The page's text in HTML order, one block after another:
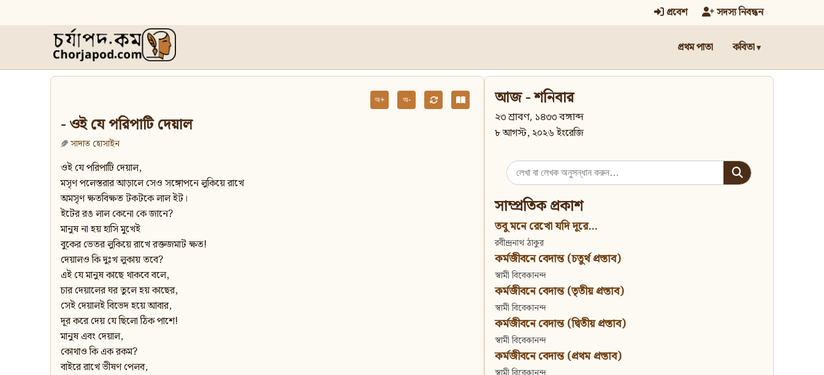
প্রবেশ সদস্য নিবন্ধন
প্রথম পাতা কবিতা
অ+ অ-
- ওই যে পরিপাটি দেয়াল
সাদাত হোসাইন
ওই যে পরিপাটি দেয়াল,
মসৃণ পলেস্তরার আড়ালে সেও সঙ্গোপনে লুকিয়ে রাখে
অমসৃণ ক্ষতবিক্ষত টকটকে লাল ইট।
ইটের রঙ লাল কেনো কে জানে?
মানুষ না হয় হাসি মুখেই
বুকের ভেতর লুকিয়ে রাখে রক্তজমাট ক্ষত!
দেয়ালও কি দুঃখ লুকায় তবে?
এই যে মানুষ কাছে থাকবে বলে,
চার দেয়ালের ঘর তুলে হয় কাছের,
সেই দেয়ালই বিভেদ হয়ে আবার,
দূর করে দেয় যে ছিলো ঠিক পাশে!
মানুষ এবং দেয়াল,
কোথাও কি এক রকম?
বাইরে রাখে ভীষণ পেলব,
আজ - শনিবার
২৩ শ্রাবণ, ১৪৩৩ বঙ্গাব্দ
৮ আগস্ট, ২০২৬ ইংরেজি
Search
for:
সাম্প্রতিক প্রকাশ
তবু মনে রেখো যদি দূরে...
রবীন্দ্রনাথ ঠাকুর
কর্মজীবনে বেদান্ত (চতুর্থ প্রস্তাব)
স্বামী বিবেকানন্দ
কর্মজীবনে বেদান্ত (তৃতীয় প্রস্তাব)
স্বামী বিবেকানন্দ
কর্মজীবনে বেদান্ত (দ্বিতীয় প্রস্তাব)
স্বামী বিবেকানন্দ
কর্মজীবনে বেদান্ত (প্রথম প্রস্তাব)